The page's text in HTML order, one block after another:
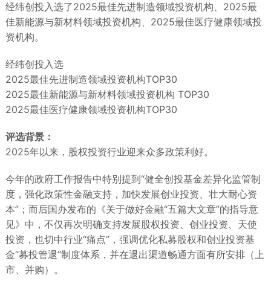
经纬创投入选了2025最佳先进制造领域投资机构、2025最
佳新能源与新材料领域投资机构、2025最佳医疗健康领域投
资机构。
经纬创投入选
2025最佳先进制造领域投资机构TOP30
2025最佳新能源与新材料领域投资机构 TOP30
2025最佳医疗健康领域投资机构TOP30
评选背景：
2025年以来，股权投资行业迎来众多政策利好。
今年的政府工作报告中特别提到“健全创投基金差异化监管制
度，强化政策性金融支持，加快发展创业投资、壮大耐心资
本”；而后国办发布的《关于做好金融“五篇大文章”的指导意
见》中，不仅再次明确支持发展股权投资、创业投资、天使
投资，也切中行业“痛点”，强调优化私募股权和创业投资基
金“募投管退”制度体系，并在退出渠道畅通方面有所安排（上
市、并购）。